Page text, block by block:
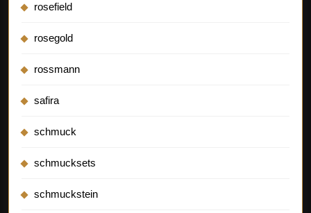
rosefield
rosegold
rossmann
safira
schmuck
schmucksets
schmuckstein